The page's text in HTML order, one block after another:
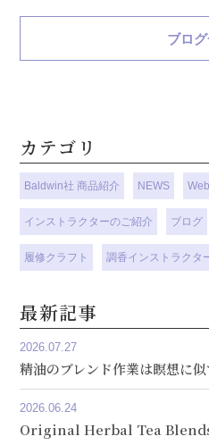
ブロ
カテゴリ
Baldwin社 商品紹介 NEWS
インストラクターのご紹介 ブログ
履修クラフト 調香インストラクタ
最新記事
2026.07.27
精油のブレンド作業は瞑想に似
2026.06.24
Original Herbal Tea Blends